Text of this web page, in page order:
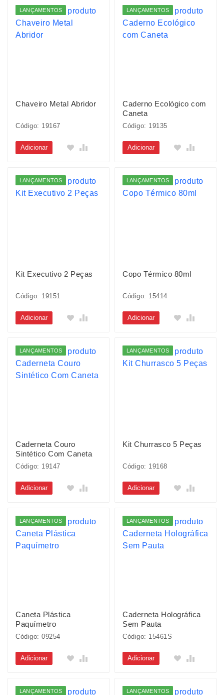
LANÇAMENTOS
Chaveiro Metal Abridor
Código: 19167
Adicionar
LANÇAMENTOS
Caderno Ecológico com
Caneta
Código: 19135
Adicionar
LANÇAMENTOS
Kit Executivo 2 Peças
Código: 19151
Adicionar
LANÇAMENTOS
Copo Térmico 80ml
Código: 15414
Adicionar
LANÇAMENTOS
Caderneta Couro
Sintético Com Caneta
Código: 19147
Adicionar
LANÇAMENTOS
Kit Churrasco 5 Peças
Código: 19168
Adicionar
LANÇAMENTOS
Caneta Plástica
Paquímetro
Código: 09254
Adicionar
LANÇAMENTOS
Caderneta Holográfica
Sem Pauta
Código: 15461S
Adicionar
LANÇAMENTOS LANÇAMENTOS